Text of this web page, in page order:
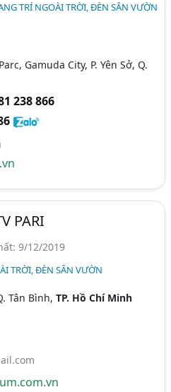
TRÍ NGOÀI TRỜI, ĐÈN SÂN VƯỜN
Gamuda City, P. Yên Sở, Q.
238 866
PARI
9/12/2019
TRỜI, ĐÈN SÂN VƯỜN
Tân Bình,TP. Hồ Chí Minh